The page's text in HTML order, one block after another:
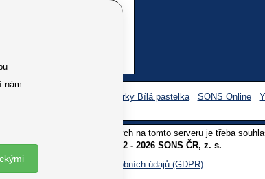
Facebook sbírky Bílá pastelka SONS Online
užití textů a obrázků uvedených na tomto serveru je třeba
Copyright © 2012 - 2026 SONS ČR, z. s.
Ochrana osobních údajů (GDPR)
nám